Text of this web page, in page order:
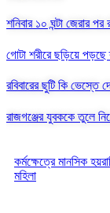
শনিবার ১০ ঘন্টা জেরার
গোটা শরীরে ছড়িয়ে
রবিবারের ছুটি কি ভেস্তে
রাজগঞ্জের যুবককে তুলে
কর্মক্ষেত্রে মানসিক
মহিলা